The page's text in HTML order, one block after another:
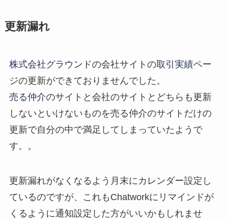
更新漏れ
株式会社グラウンドの会社サイトの取引実績ペー
ジの更新ができておりませんでした。
売る仲介のサイトと会社のサイトとどちらも更新
しないといけないものを売る仲介のサイトだけの
更新で自分の中で満足してしまっていたようで
す。。
更新漏れがなくなるよう月末にカレンダー設定し
ているのですが、これもChatworkにリマインドが
くるように通知設定した方がいいかもしれませ